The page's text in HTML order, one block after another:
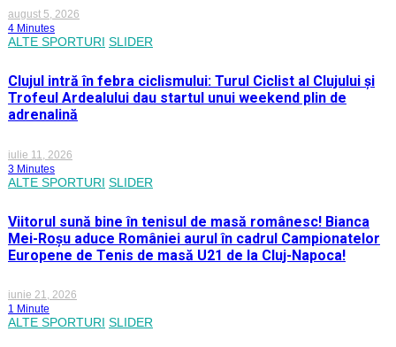
august 5, 2026
4 Minutes
ALTE SPORTURI SLIDER
Clujul intră în febra ciclismului: Turul Ciclist al Clujului și
Trofeul Ardealului dau startul unui weekend plin de
adrenalină
iulie 11, 2026
3 Minutes
ALTE SPORTURI SLIDER
Viitorul sună bine în tenisul de masă românesc! Bianca
Mei-Roșu aduce României aurul în cadrul Campionatelor
Europene de Tenis de masă U21 de la Cluj-Napoca!
iunie 21, 2026
1 Minute
ALTE SPORTURI SLIDER